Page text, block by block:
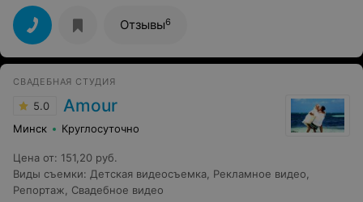
сниматься.
Отзывы6
СВАДЕБНАЯ СТУДИЯ
5.0 Amour
Минск Круглосуточно
Цена от: 151,20 руб.
Виды съемки: Детская видеосъемка, Рекламное видео,
Репортаж, Свадебное видео